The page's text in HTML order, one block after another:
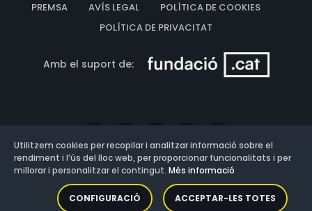
PREMSA
AVÍS LEGAL
POLÍTICA DE COOKIES
POLÍTICA DE PRIVACITAT
Amb el suport de:
Versió: 3.13.0.202607011342
Utilitzem cookies per recopilar i analitzar informació sobre el
rendiment i l’ús del lloc web, per proporcionar funcionalitats i per
millorar i personalitzar el contingut. Més informació
CONFIGURACIÓ ACCEPTAR-LES TOTES